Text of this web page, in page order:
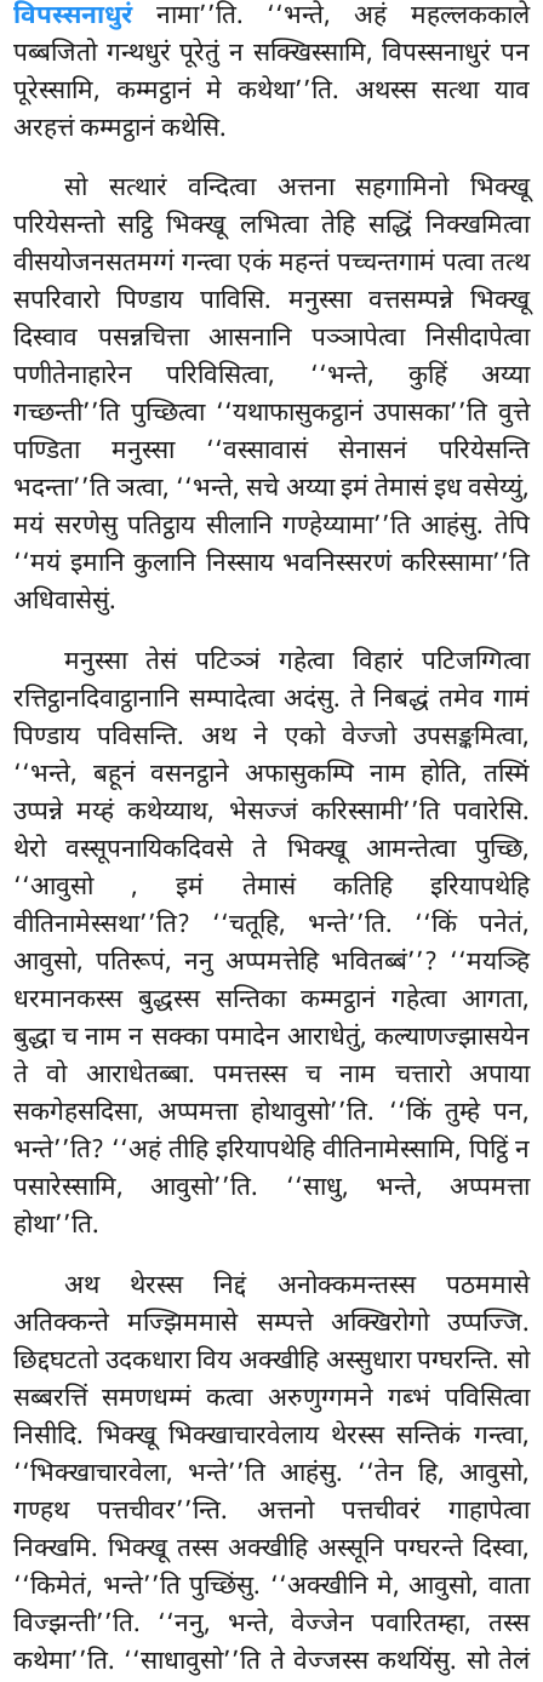
विपस्सनाधुरंनामा’’ति. ‘‘भन्ते, अहं महल्लककाले
पब्बजितो गन्थधुरं पूरेतुं न सक्खिस्सामि, विपस्सनाधुरं पन
पूरेस्सामि, कम्मट्ठानं मे कथेथा’’ति. अथस्स सत्था याव
अरहत्तं कम्मट्ठानं कथेसि.
सो सत्थारं वन्दित्वा अत्तना सहगामिनो भिक्खू
परियेसन्तो सट्ठि भिक्खू लभित्वा तेहि सद्धिं निक्खमित्वा
वीसयोजनसतमग्गं गन्त्वा एकं महन्तं पच्चन्तगामं पत्वा तत्थ
सपरिवारो पिण्डाय पाविसि. मनुस्सा वत्तसम्पन्ने भिक्खू
दिस्वाव पसन्नचित्ता आसनानि पञ्ञापेत्वा निसीदापेत्वा
पणीतेनाहारेन परिविसित्वा, ‘‘भन्ते, कुहिं अय्या
गच्छन्ती’’ति पुच्छित्वा ‘‘यथाफासुकट्ठानं उपासका’’ति वुत्ते
पण्डिता मनुस्सा ‘‘वस्सावासं सेनासनं परियेसन्ति
भदन्ता’’ति ञत्वा, ‘‘भन्ते, सचे अय्या इमं तेमासं इध वसेय्युं,
मयं सरणेसु पतिट्ठाय सीलानि गण्हेय्यामा’’ति आहंसु. तेपि
‘‘मयं इमानि कुलानि निस्साय भवनिस्सरणं करिस्सामा’’ति
अधिवासेसुं.
मनुस्सातेसं पटिञ्ञं गहेत्वा विहारं पटिजग्गित्वा
रत्तिट्ठानदिवाट्ठानानि सम्पादेत्वा अदंसु. ते निबद्धं तमेव गामं
पिण्डाय पविसन्ति. अथ ने एको वेज्जो उपसङ्कमित्वा,
‘‘भन्ते, बहूनं वसनट्ठाने अफासुकम्पि नाम होति, तस्मिं
उप्पन्ने मय्हं कथेय्याथ, भेसज्जं करिस्सामी’’ति पवारेसि.
थेरो वस्सूपनायिकदिवसे ते भिक्खू आमन्तेत्वा पुच्छि,
‘‘आवुसो , इमं तेमासं कतिहि इरियापथेहि
वीतिनामेस्सथा’’ति? ‘‘चतूहि, भन्ते’’ति. ‘‘किं पनेतं,
आवुसो, पतिरूपं, ननु अप्पमत्तेहि भवितब्बं’’? ‘‘मयञ्हि
धरमानकस्स बुद्धस्स सन्तिका कम्मट्ठानं गहेत्वा आगता,
बुद्धा च नाम न सक्का पमादेन आराधेतुं, कल्याणज्झासयेन
ते वो आराधेतब्बा. पमत्तस्स च नाम चत्तारो अपाया
सकगेहसदिसा, अप्पमत्ता होथावुसो’’ति. ‘‘किं तुम्हे पन,
भन्ते’’ति? ‘‘अहं तीहि इरियापथेहि वीतिनामेस्सामि, पिट्ठिं न
पसारेस्सामि, आवुसो’’ति. ‘‘साधु, भन्ते, अप्पमत्ता
होथा’’ति.
अथ थेरस्स निद्दं अनोक्कमन्तस्स पठममासे
अतिक्कन्ते मज्झिममासे सम्पत्ते अक्खिरोगो उप्पज्जि.
छिद्दघटतो उदकधारा विय अक्खीहि अस्सुधारा पग्घरन्ति. सो
सब्बरत्तिं समणधम्मं कत्वा अरुणुग्गमने गब्भं पविसित्वा
निसीदि. भिक्खू भिक्खाचारवेलाय थेरस्स सन्तिकं गन्त्वा,
‘‘भिक्खाचारवेला, भन्ते’’ति आहंसु. ‘‘तेन हि, आवुसो,
गण्हथ पत्तचीवर’’न्ति. अत्तनो पत्तचीवरं गाहापेत्वा
निक्खमि. भिक्खू तस्स अक्खीहि अस्सूनि पग्घरन्ते दिस्वा,
‘‘किमेतं, भन्ते’’ति पुच्छिंसु. ‘‘अक्खीनि मे, आवुसो, वाता
विज्झन्ती’’ति. ‘‘ननु, भन्ते, वेज्जेन पवारितम्हा, तस्स
कथेमा’’ति. ‘‘साधावुसो’’ति ते वेज्जस्स कथयिंसु. सो तेलं